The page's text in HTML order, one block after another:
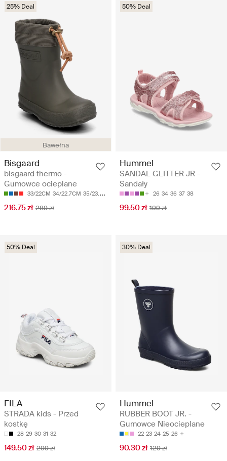
Bawełna
25% Deal
Bisgaard
bisgaard thermo -
Gumowce ocieplane
33/22CM 34/22.7CM 35/23.3CM 36/23.9CM 37/24.6CM
216.75 zł 289 zł
50% Deal
Hummel
SANDAL GLITTER JR -
Sandały
26 34 36 37 38
99.50 zł 199 zł
50% Deal
FILA
STRADA kids - Przed
kostkę
28 29 30 31 32
149.50 zł 299 zł
30% Deal
Hummel
RUBBER BOOT JR. -
Gumowce Nieocieplane
22 23 24 25 26
90.30 zł 129 zł